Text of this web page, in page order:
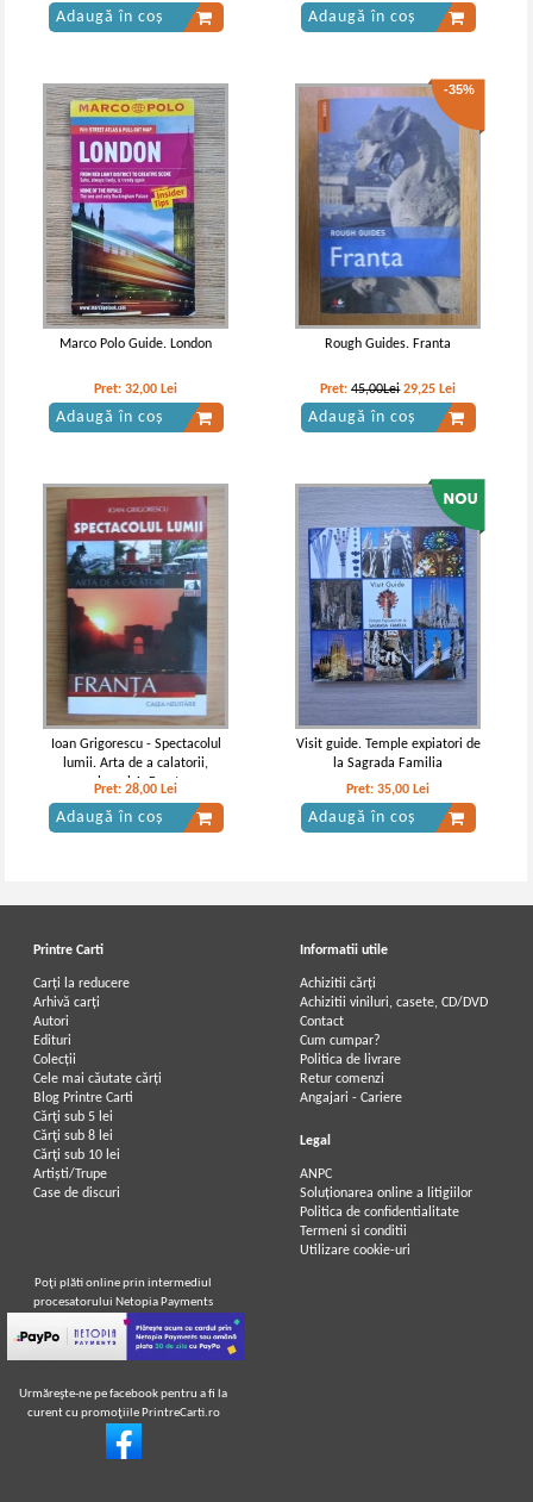
Adaugă în coș Adaugă în coș
Marco Polo Guide. London
Pret:32,00 Lei
Adaugă în coș
-35%
Rough Guides. Franta
Pret:45,00Lei 29,25 Lei
Adaugă în coș
Ioan Grigorescu - Spectacolul
lumii. Arta de a calatorii,
volumul 1. Franta
Pret:28,00 Lei
Adaugă în coș
Visit guide. Temple expiatori de
la Sagrada Familia
Pret:35,00 Lei
Adaugă în coș
Printre Carti
Carți la reducere
Arhivă carți
Autori
Edituri
Colecții
Cele mai căutate cărți
Blog Printre Carti
Cărţi sub 5 lei
Cărţi sub 8 lei
Cărţi sub 10 lei
Artiști/Trupe
Case de discuri
Informatii utile
Achizitii cărți
Achizitii viniluri, casete, CD/DVD
Contact
Cum cumpar?
Politica de livrare
Retur comenzi
Angajari - Cariere
Legal
ANPC
Soluționarea online a litigiilor
Politica de confidentialitate
Termeni si conditii
Utilizare cookie-uri
Poţi plăti online prin intermediul
procesatorului Netopia Payments
Urmăreşte-ne pe facebook pentru a fi la
curent cu promoţiile PrintreCarti.ro